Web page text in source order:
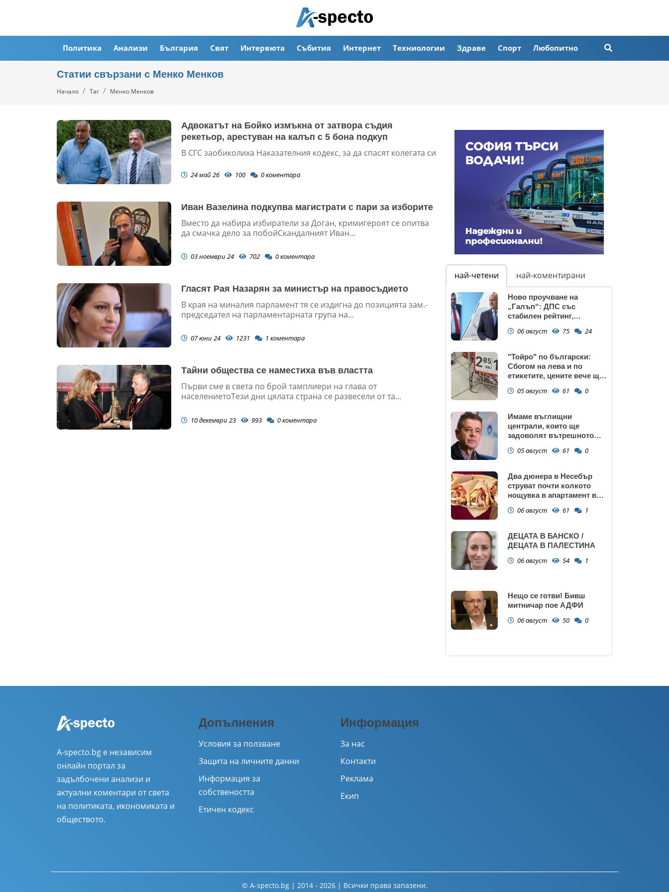
Политика Анализи България Свят Интервюта Събития Интернет Техниологии Здраве Спорт Любопитно
Статии свързани с Менко Менков
Начало Таг Менко Менков
Адвокатът на Бойко измъкна от затвора съдия
рекетьор, арестуван на калъп с 5 бона подкуп
В СГС заобиколиха Наказателния кодекс, за да спасят колегата си
24 май 26 100 0коментара
Иван Вазелина подкупва магистрати с пари за изборите
Вместо да набира избиратели за Доган, кримигероят се опитва
да смачка дело за побойСкандалният Иван...
03 ноември 24 702 0коментара
Гласят Рая Назарян за министър на правосъдието
В края на миналия парламент тя се издигна до позицията зам.-
председател на парламентарната група на...
07 юни 24 1231 1 коментара
Тайни общества се наместиха във властта
Първи сме в света по брой тамплиери на глава от
населениетоТези дни цялата страна се развесели от та...
10 декември 23 993 0коментара
най-четени най-коментирани
Ново проучване на
„Галъп“: ДПС със
стабилен рейтинг,
запазва
06 август 75 24
"Тойро" по български:
Сбогом на лева и по
етикетите, цените вече ще
05 август 61 0
Имаме въглищни
централи, които ще
задоволят вътрешното
05 август 61 0
Два дюнера в Несебър
струват почти колкото
нощувка в апартамент в
06 август 61 1
ДЕЦАТА В БАНСКО /
ДЕЦАТА В ПАЛЕСТИНА
06 август 54 1
Нещо се готви! Бивш
митничар пое АДФИ
06 август 50 0
A-specto.bg е независим
онлайн портал за
задълбочени анализи и
актуални коментари от света
на политиката, икономиката и
обществото.
Допълнения
Условия за ползване
Защита на личните данни
Информация за
собствеността
Етичен кодекс
Информация
За нас
Контакти
Реклама
Екип
© A-specto.bg | 2014 - 2026 | Всички права запазени.